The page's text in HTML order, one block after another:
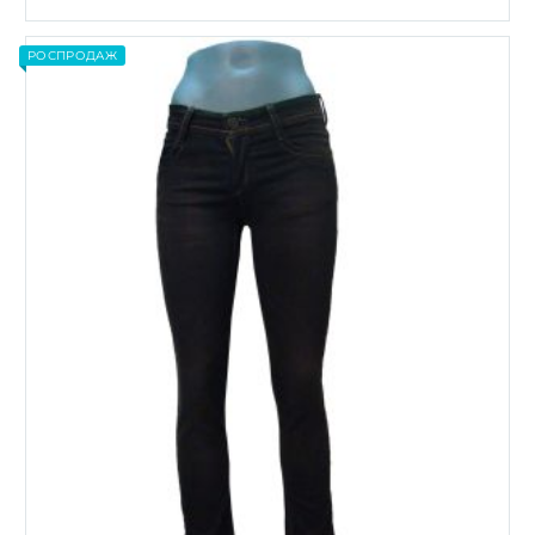
товар
имеет
несколько
вариаций.
Опции
можно
РОСПРОДАЖ